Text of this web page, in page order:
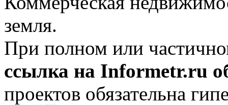
земля.
При полном или
ссылка на Informetr.ru
проектов обязательна